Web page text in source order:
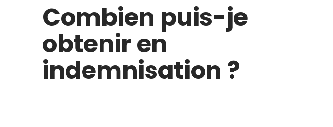
Combien puis-je
obtenir en
indemnisation ?